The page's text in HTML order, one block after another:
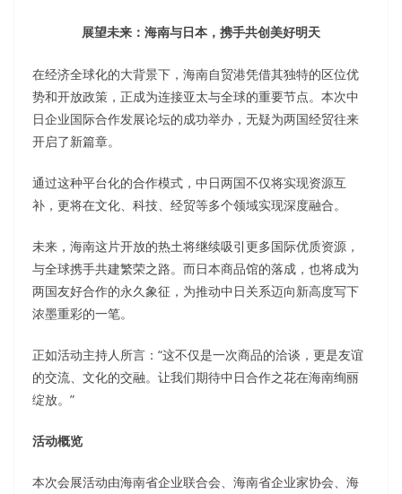
展望未来：海南与日本，携手共创美好明天
在经济全球化的大背景下，海南自贸港凭借其独特的区位优
势和开放政策，正成为连接亚太与全球的重要节点。本次中
日企业国际合作发展论坛的成功举办，无疑为两国经贸往来
开启了新篇章。
通过这种平台化的合作模式，中日两国不仅将实现资源互
补，更将在文化、科技、经贸等多个领域实现深度融合。
未来，海南这片开放的热土将继续吸引更多国际优质资源，
与全球携手共建繁荣之路。而日本商品馆的落成，也将成为
两国友好合作的永久象征，为推动中日关系迈向新高度写下
浓墨重彩的一笔。
正如活动主持人所言：“这不仅是一次商品的洽谈，更是友谊
的交流、文化的交融。让我们期待中日合作之花在海南绚丽
绽放。”
活动概览
本次会展活动由海南省企业联合会、海南省企业家协会、海